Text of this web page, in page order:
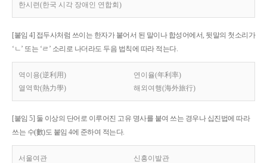
한시련(한국 시각 장애인 연합회)
[붙임 4] 접두사처럼 쓰이는 한자가 붙어서 된 말이나 합성어에서, 뒷말의 첫소리가
‘ㄴ’ 또는 ‘ㄹ’ 소리로 나더라도 두음 법칙에 따라 적는다.
역이용(逆利用)
연이율(年利率)
열역학(熱力學)
해외여행(海外旅行)
[붙임 5] 둘 이상의 단어로 이루어진 고유 명사를 붙여 쓰는 경우나 십진법에 따라
쓰는 수(數)도 붙임 4에 준하여 적는다.
서울여관 신흥이발관